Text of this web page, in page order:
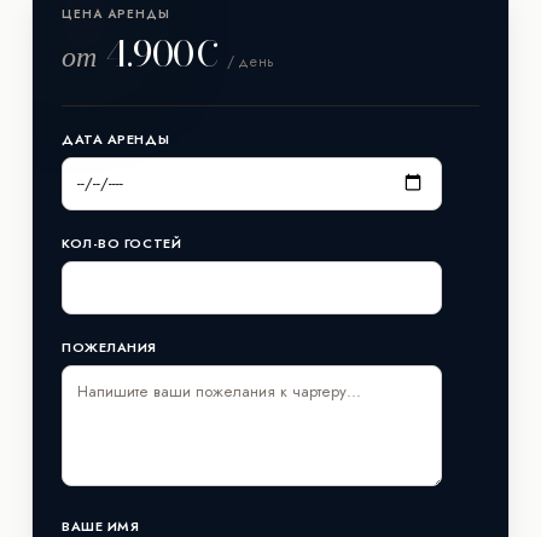
ЦЕНА АРЕНДЫ
от 4.900€ / день
ДАТА АРЕНДЫ
КОЛ-ВО ГОСТЕЙ
ПОЖЕЛАНИЯ
ВАШЕ ИМЯ